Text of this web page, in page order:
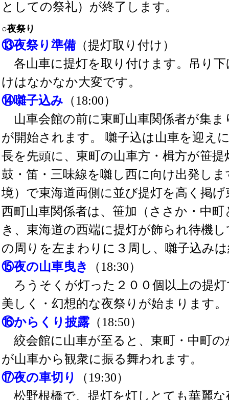
としての祭礼）が終了します。
○夜祭り
⑬夜祭り準備（提灯取り付け）
各山車に提灯を取り付けます。吊り
けはなかなか大変です。
⑭囃子込み （18:00）
山車会館の前に東町山車関係者が集
が開始されます。 囃子込は山車を迎え
長を先頭に、東町の山車方・楫方が笹
鼓・笛・三味線を囃し西に向け出発し
境）で東海道両側に並び提灯を高く掲
西町山車関係者は、笹加（ささか・中
き、東海道の西端に提灯が飾られ待機
の周りを左まわりに３周し、囃子込み
⑮夜の山車曳き
（18:30）
ろうそくが灯った２００個以上の提
美しく・幻想的な夜祭りが始まります。
⑯からくり披露（18:50）
絞会館に山車が至ると、東町・中町
が山車から観衆に振る舞われます。
⑰夜の車切り
（19:30）
松野根橋で、提灯を灯しとても華麗